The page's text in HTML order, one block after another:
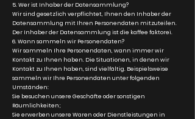
5. Wer ist Inhaber der Datensammlung?
Wir sind gesetzlich verpflichtet, Ihnen den Inhaber der
Datensammlung mit Ihren Personendaten mitzuteilen.
Der Inhaber der Datensammlung ist die kaffee faktorei.
6. Wann sammeln wir Personendaten?
Wir sammeln Ihre Personendaten, wann immer wir
Kontakt zu Ihnen haben. Die Situationen, in denen wir
Kontakt zu Ihnen haben, sind vielfältig. Beispielsweise
sammeln wir Ihre Personendaten unter folgenden
Umständen:
Sie besuchen unsere Geschäfte oder sonstigen
Räumlichkeiten;
Sie erwerben unsere Waren oder Dienstleistungen in